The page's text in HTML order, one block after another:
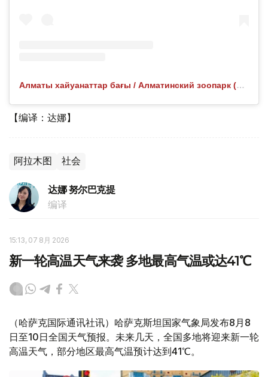
Алматы хайуанаттар бағы / Алматинский зоопарк (@almatyzoo) 分享的帖子
【编译：达娜】
阿拉木图 社会
达娜 努尔巴克提
编译
15:13, 07 8月 2026
新一轮高温天气来袭 多地最高气温或达41℃
（哈萨克国际通讯社讯）哈萨克斯坦国家气象局发布8月8
日至10日全国天气预报。未来几天，全国多地将迎来新一轮
高温天气，部分地区最高气温预计达到41℃。